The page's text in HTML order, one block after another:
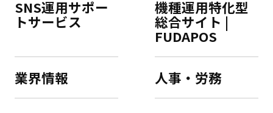
SNS運用サポー
トサービス
機種運用特化型
総合サイト |
FUDAPOS
業界情報 人事・労務